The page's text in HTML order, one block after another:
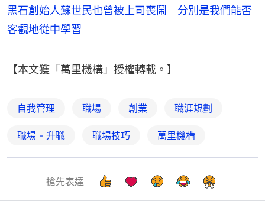
黑石創始人蘇世民也曾被上司喪鬧 分別是我們能否
客觀地從中學習
【本文獲「萬里機構」授權轉載。】
自我管理 職場 創業 職涯規劃
職場 - 升職 職場技巧 萬里機構
搶先表達